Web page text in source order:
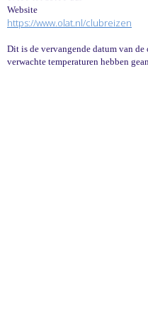
Website
https://www.olat.nl/clubreizen
Dit is de vervangende datum van
verwachte temperaturen hebben